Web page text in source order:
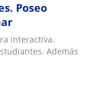
Poseo
interactiva.
Además